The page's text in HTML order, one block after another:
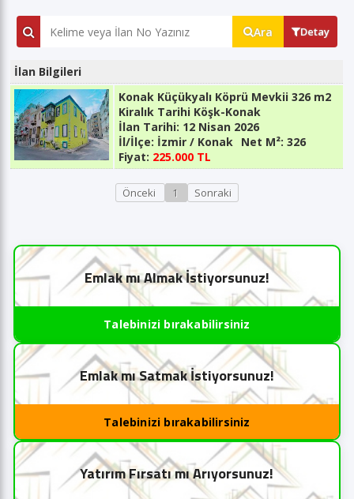
Ara Detay
İlan Bilgileri
Konak Küçükyalı Köprü Mevkii 326 m2
Kiralık Tarihi Köşk-Konak
İlan Tarihi: 12 Nisan 2026
İl/İlçe: İzmir / Konak Net M²: 326
Fiyat: 225.000 TL
Önceki 1 Sonraki
Emlak mı Almak İstiyorsunuz!
Talebinizi bırakabilirsiniz
Emlak mı Satmak İstiyorsunuz!
Talebinizi bırakabilirsiniz
Yatırım Fırsatı mı Arıyorsunuz!